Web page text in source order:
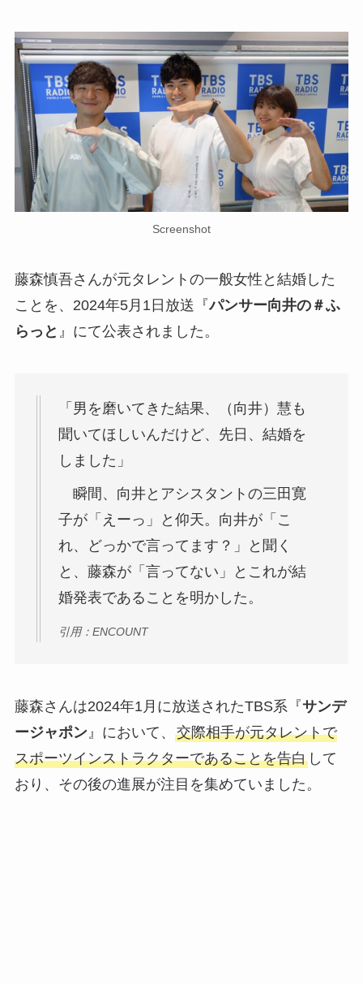
Screenshot
藤森慎吾さんが元タレントの一般女性と結婚した
ことを、2024年5月1日放送『パンサー向井の＃ふ
らっと 』にて公表されました。
「男を磨いてきた結果、（向井）慧も
聞いてほしいんだけど、先日、結婚を
しました」
瞬間、向井とアシスタントの三田寛
子が「えーっ」と仰天。向井が「こ
れ、どっかで言ってます？」と聞く
と、藤森が「言ってない」とこれが結
婚発表であることを明かした。
引用：ENCOUNT
藤森さんは2024年1月に放送されたTBS系『サンデ
ージャポン』において、 交際相手が元タレントで
スポーツインストラクターであることを告白して
おり、その後の進展が注目を集めていました。